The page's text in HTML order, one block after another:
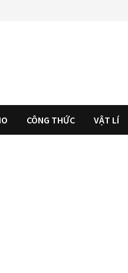
CÔNG THỨC VẬT LÍ